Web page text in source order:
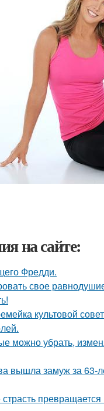
на сайте:
Фредди.
свое
культовой
можно убрать,
вышла замуж за
превращается